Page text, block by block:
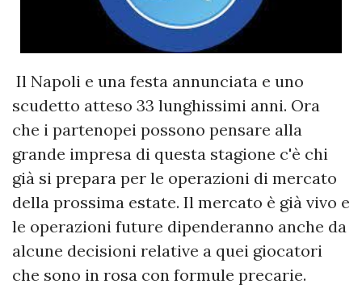
Il Napoli e una festa annunciata e uno
scudetto atteso 33 lunghissimi anni. Ora
che i partenopei possono pensare alla
grande impresa di questa stagione c'è chi
già si prepara per le operazioni di mercato
della prossima estate. Il mercato è già vivo e
le operazioni future dipenderanno anche da
alcune decisioni relative a quei giocatori
che sono in rosa con formule precarie.